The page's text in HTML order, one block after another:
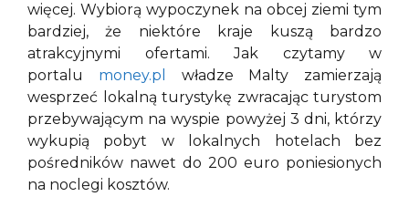
więcej. Wybiorą wypoczynek na obcej ziemi tym
bardziej, że niektóre kraje kuszą bardzo
atrakcyjnymi ofertami. Jak czytamy w
portalu money.pl
władze Malty zamierzają
wesprzeć lokalną turystykę zwracając turystom
przebywającym na wyspie powyżej 3 dni, którzy
wykupią pobyt w lokalnych hotelach bez
pośredników nawet do 200 euro poniesionych
na noclegi kosztów.